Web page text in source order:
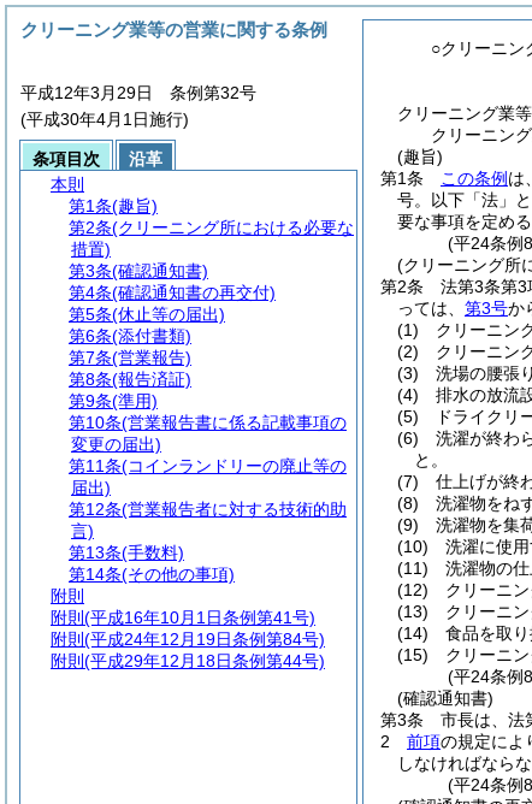
○クリーニン
クリーニング業
クリーニン
(趣旨)
第1条
この条例 は
号。以下「法」
要な事項を定める
(平24条例
(クリーニング所
第2条
法第3条第3
っては、 第3号か
(1)
クリーニン
(2)
クリーニン
(3)
洗場の腰張
(4)
排水の放流
(5)
ドライクリ
(6)
洗濯が終わ
と。
(7)
仕上げが終
(8)
洗濯物をね
(9)
洗濯物を集
(10)
洗濯に使
(11)
洗濯物の
(12)
クリーニ
(13)
クリーニ
(14)
食品を取り
(15)
クリーニ
(平24条例
(確認通知書)
第3条
市長は、法
2
前項の規定によ
しなければならな
(平24条例
クリーニング業等の営業に関する条例
平成12年3月29日 条例第32号
(平成30年4月1日施行)
条項目次
沿革
本則
第1条(趣旨)
第2条(クリーニング所における必要な
措置)
第3条(確認通知書)
第4条(確認通知書の再交付)
第5条(休止等の届出)
第6条(添付書類)
第7条(営業報告)
第8条(報告済証)
第9条(準用)
第10条(営業報告書に係る記載事項の
変更の届出)
第11条(コインランドリーの廃止等の
届出)
第12条(営業報告者に対する技術的助
言)
第13条(手数料)
第14条(その他の事項)
附則
附則 (平成16年10月1日条例第41号)
附則 (平成24年12月19日条例第84号)
附則 (平成29年12月18日条例第44号)